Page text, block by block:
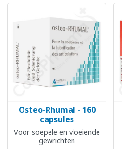
Osteo-Rhumal - 160
capsules
Voor soepele en vloeiende
gewrichten